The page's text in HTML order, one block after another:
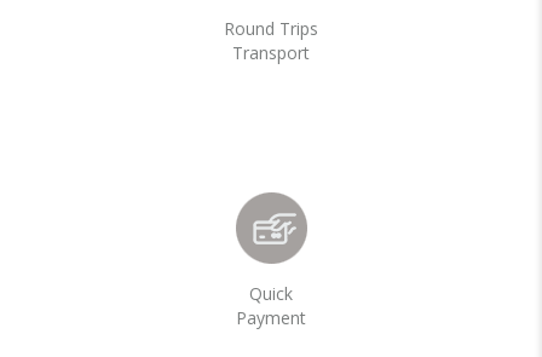
Round Trips
Transport
Quick
Payment